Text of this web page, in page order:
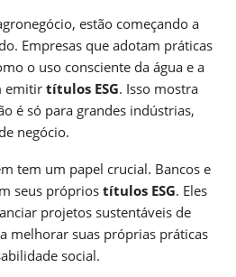
estão começando a
Empresas que adotam práticas
o uso consciente da água e a
emitir títulos ESG. Isso mostra
é só para grandes indústrias,
negócio.
tem um papel crucial. Bancos e
seus próprios títulos ESG. Eles
projetos sustentáveis de
melhorar suas próprias práticas
social.